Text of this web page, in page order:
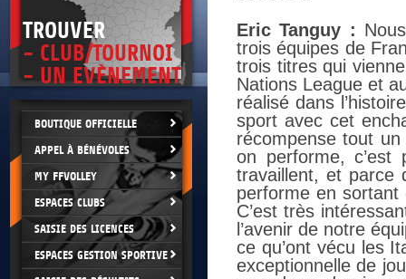
TROUVER
- CLUB/TOURNOI
- UN EVÈNEMENT
BOUTIQUE OFFICIELLE
APPEL À BÉNÉVOLES
MY FFVOLLEY
ESPACES CLUBS
SAISIE DES LICENCES
ESPACES GESTION SPORTIVE
Eric Tanguy :
trois équipes de
trois titres qui
Nations League et
réalisé dans
sport avec cet
récompense tout
on performe,
travaillent, et parce
performe en
C’est très
l’avenir de notre
ce qu’ont vécu les
exceptionnelle de